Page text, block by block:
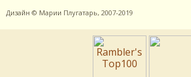
Дизайн © Марии Плугатарь, 2007-2019